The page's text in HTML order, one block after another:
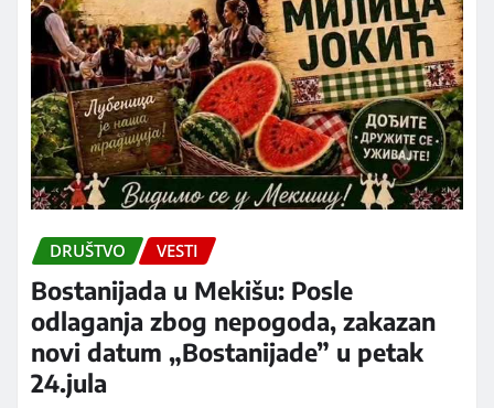
DRUŠTVO VESTI
Bostanijada u Mekišu: Posle
odlaganja zbog nepogoda, zakazan
novi datum „Bostanijade” u petak
24.jula